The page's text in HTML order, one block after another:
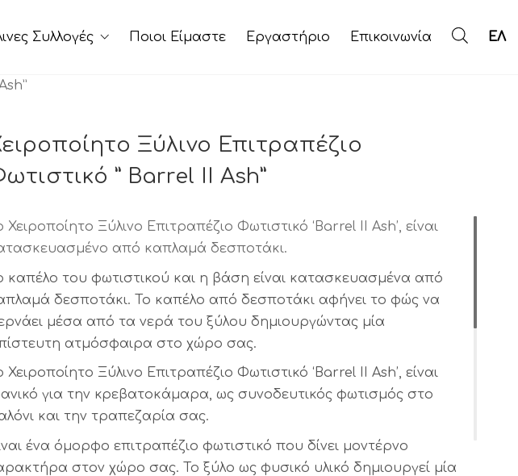
Συλλογές Ποιοι Είμαστε Εργαστήριο Επικοινωνία ΕΛ
Ξύλινο Επιτραπέζιο
” Barrel II Ash”
Χειροποίητο Ξύλινο Επιτραπέζιο Φωτιστικό ‘Barrel II Ash’, είναι
από καπλαμά δεσποτάκι.
καπέλο του φωτιστικού και η βάση είναι κατασκευασμένα από
δεσποτάκι. Το καπέλο από δεσποτάκι αφήνει το φώς να
μέσα από τα νερά του ξύλου δημιουργώντας μία
ατμόσφαιρα στο χώρο σας.
Χειροποίητο Ξύλινο Επιτραπέζιο Φωτιστικό ‘Barrel II Ash’, είναι
για την κρεβατοκάμαρα, ως συνοδευτικός φωτισμός στο
και την τραπεζαρία σας.
ένα όμορφο επιτραπέζιο φωτιστικό που δίνει μοντέρνο
στον χώρο σας. Το ξύλο ως φυσικό υλικό δημιουργεί μία